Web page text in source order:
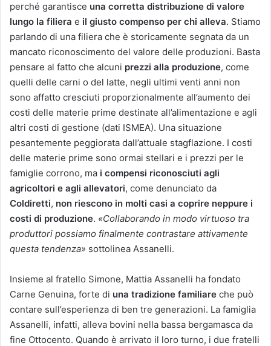
perché garantisce una corretta distribuzione di valore
lungo la filiera e il giusto compenso per chi alleva. Stiamo
parlando di una filiera che è storicamente segnata da un
mancato riconoscimento del valore delle produzioni. Basta
pensare al fatto che alcuni prezzi alla produzione, come
quelli delle carni o del latte, negli ultimi venti anni non
sono affatto cresciuti proporzionalmente all’aumento dei
costi delle materie prime destinate all’alimentazione e agli
altri costi di gestione (dati ISMEA). Una situazione
pesantemente peggiorata dall’attuale stagflazione. I costi
delle materie prime sono ormai stellari e i prezzi per le
famiglie corrono, ma i compensi riconosciuti agli
agricoltori e agli allevatori, come denunciato da
Coldiretti, non riescono in molti casi a coprire neppure i
costi di produzione. «Collaborando in modo virtuoso tra
produttori possiamo finalmente contrastare attivamente
questa tendenza» sottolinea Assanelli.
Insieme al fratello Simone, Mattia Assanelli ha fondato
Carne Genuina, forte di una tradizione familiare che può
contare sull’esperienza di ben tre generazioni. La famiglia
Assanelli, infatti, alleva bovini nella bassa bergamasca da
fine Ottocento. Quando è arrivato il loro turno, i due fratelli